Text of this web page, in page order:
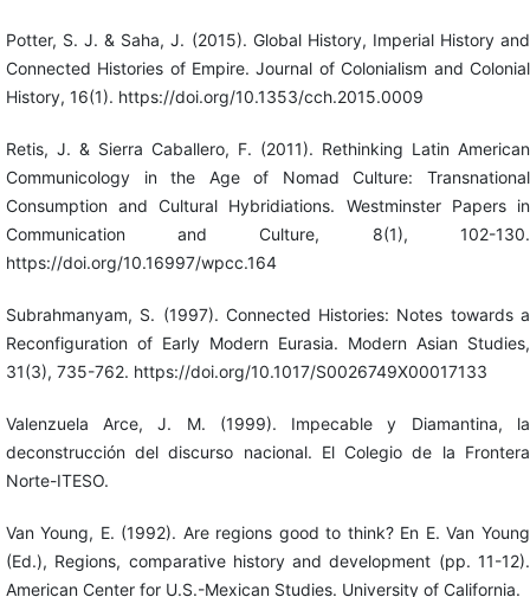
Potter, S. J. & Saha, J. (2015). Global History, Imperial History and
Connected Histories of Empire. Journal of Colonialism and Colonial
History, 16(1). https://doi.org/10.1353/cch.2015.0009
Retis, J. & Sierra Caballero, F. (2011). Rethinking Latin American
Communicology in the Age of Nomad Culture: Transnational
Consumption and Cultural Hybridiations. Westminster Papers in
Communication and Culture, 8(1), 102-130.
https://doi.org/10.16997/wpcc.164
Subrahmanyam, S. (1997). Connected Histories: Notes towards a
Reconfiguration of Early Modern Eurasia. Modern Asian Studies,
31(3), 735-762. https://doi.org/10.1017/S0026749X00017133
Valenzuela Arce, J. M. (1999). Impecable y Diamantina, la
deconstrucción del discurso nacional. El Colegio de la Frontera
Norte-ITESO.
Van Young, E. (1992). Are regions good to think? En E. Van Young
(Ed.), Regions, comparative history and development (pp. 11-12).
American Center for U.S.-Mexican Studies. University of California.